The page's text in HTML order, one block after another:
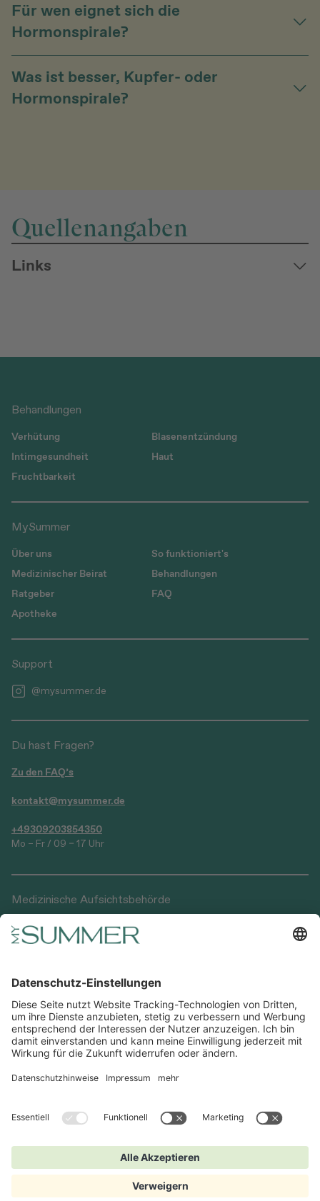
Für wen eignet sich die
Hormonspirale?
Was ist besser, Kupfer- oder
Hormonspirale?
Quellenangaben
Links
Behandlungen
Verhütung
Blasenentzündung
Intimgesundheit
Haut
Fruchtbarkeit
MySummer
Über uns
So funktioniert's
Medizinischer Beirat
Behandlungen
Ratgeber
FAQ
Apotheke
Support
@mysummer.de
Du hast Fragen?
Zu den FAQ’s
kontakt@mysummer.de
+49309203854350
Mo – Fr / 09 – 17 Uhr
Medizinische Aufsichtsbehörde
Impressum
AGB